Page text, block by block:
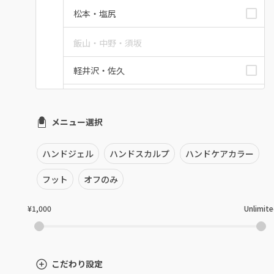
松本・塩尻
飯山・中野・須坂
軽井沢・佐久
安曇野・大町
駒ヶ根・飯田・伊那
茅野・諏訪
メニュー選択
ハンドジェル ハンドスカルプ ハンドケアカラー
フット オフのみ
¥1,000
こだわり設定